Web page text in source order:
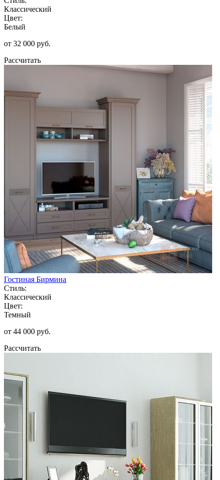
Классический
Цвет:
Белый
от 32 000 руб.
Рассчитать
Гостиная Бирмина
Стиль:
Классический
Цвет:
Темный
от 44 000 руб.
Рассчитать